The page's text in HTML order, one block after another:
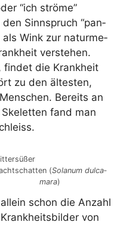
“ich strö­me”
Sinn­spruch “pan­
als Wink zur natur­me­
ver­ste­hen.
fin­det die Krank­heit
zu den ältes­ten,
Bereits an
fand man
(Sola­n­um dul­ca­
ma­ra)
schon die Anzahl
von